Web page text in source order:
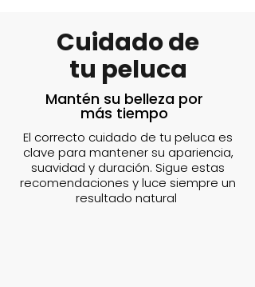
Cuidado de
tu peluca
Mantén su belleza por
más tiempo
El correcto cuidado de tu peluca es
clave para mantener su apariencia,
suavidad y duración. Sigue estas
recomendaciones y luce siempre un
resultado natural